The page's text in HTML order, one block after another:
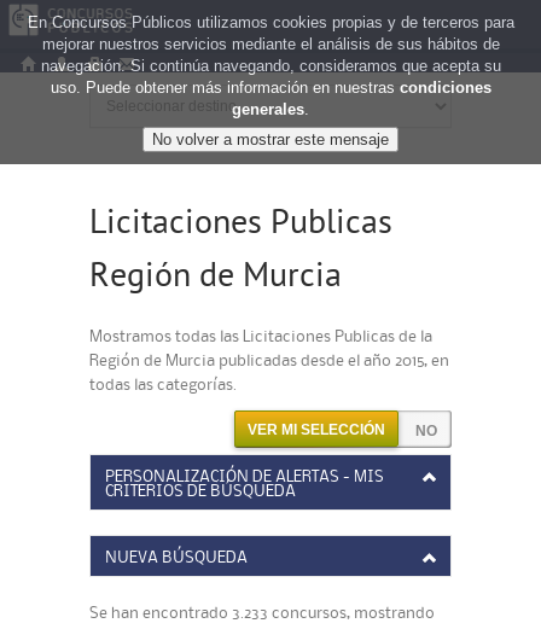
Licitaciones Publicas
Región de Murcia
Mostramos todas las Licitaciones Publicas de la
Región de Murcia publicadas desde el año 2015, en
todas las categorías.
VER MI SELECCIÓN
PERSONALIZACIÓN DE ALERTAS - MIS
CRITERIOS DE BÚSQUEDA
NUEVA BÚSQUEDA
Se han encontrado 3.233 concursos, mostrando
En Concursos Públicos utilizamos cookies propias y de terceros para
mejorar nuestros servicios mediante el análisis de sus hábitos de
navegación. Si continúa navegando, consideramos que acepta su
uso. Puede obtener más información en nuestras condiciones
generales.